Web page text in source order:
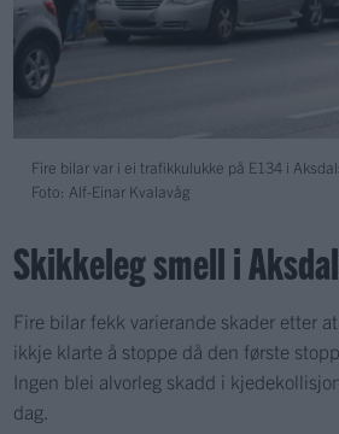
Fire bilar var i ei trafikkulukke på E134 i
Foto: Alf-Einar Kvalavåg
Skikkeleg smell i
Fire bilar fekk varierande skader etter
ikkje klarte å stoppe då den første
Ingen blei alvorleg skadd i
dag.